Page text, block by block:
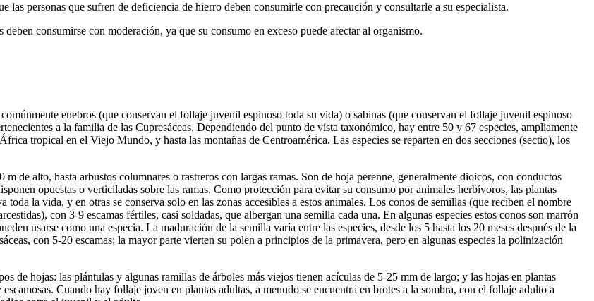
las personas que sufren de deficiencia de hierro deben consumirle con precaución y consultarle a su especialista.
consumirse con moderación, ya que su consumo en exceso puede afectar al organismo.
enebros (que conservan el follaje juvenil espinoso toda su vida) o sabinas (que conservan el follaje juvenil espinoso
a la familia de las Cupresáceas. Dependiendo del punto de vista taxonómico, hay entre 50 y 67 especies, ampliamente
tropical en el Viejo Mundo, y hasta las montañas de Centroamérica. Las especies se reparten en dos secciones (sectio), los
de alto, hasta arbustos columnares o rastreros con largas ramas. Son de hoja perenne, generalmente dioicos, con conductos
opuestas o verticiladas sobre las ramas. Como protección para evitar su consumo por animales herbívoros, las plantas
la vida, y en otras se conserva solo en las zonas accesibles a estos animales. Los conos de semillas (que reciben el nombre
con 3-9 escamas fértiles, casi soldadas, que albergan una semilla cada una. En algunas especies estos conos son marrón
usarse como una especia. La maduración de la semilla varía entre las especies, desde los 5 hasta los 20 meses después de la
con 5-20 escamas; la mayor parte vierten su polen a principios de la primavera, pero en algunas especies la polinización
de hojas: las plántulas y algunas ramillas de árboles más viejos tienen acículas de 5-25 mm de largo; y las hojas en plantas
Cuando hay follaje joven en plantas adultas, a menudo se encuentra en brotes a la sombra, con el follaje adulto a